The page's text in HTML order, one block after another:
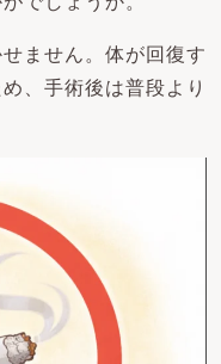
ません。体が回復す
、手術後は普段より